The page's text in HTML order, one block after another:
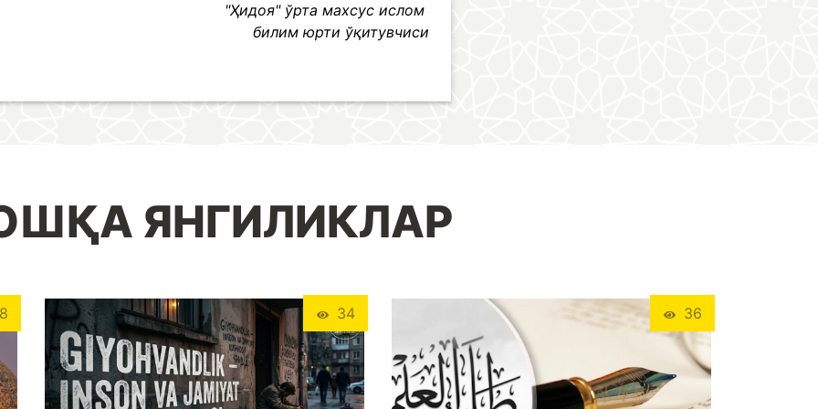
"Ҳидоя" ўрта махсус ислом
билим юрти ўқитувчиси
ЯНГИЛИКЛАР
34 36